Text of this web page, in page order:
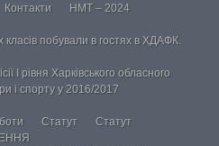
Контакти
НМТ – 2024
побували в гостях в ХДАФК.
І рівня Харківського обласного
і спорту у 2016/2017
Статут
Статут